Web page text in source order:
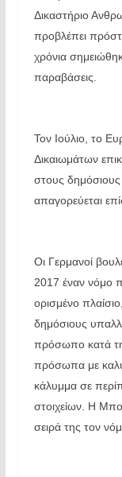
Δικαστήριο
προβλέπει
χρόνια
παραβάσεις.
Τον Ιούλιο, το
Δικαιωμάτων
στους
απαγορεύεται
Οι Γερμανοί
2017 έναν νόμο
ορισμένο
δημόσιους
πρόσωπο κατά
πρόσωπα με
κάλυμμα σε
στοιχείων. Η
σειρά της τον